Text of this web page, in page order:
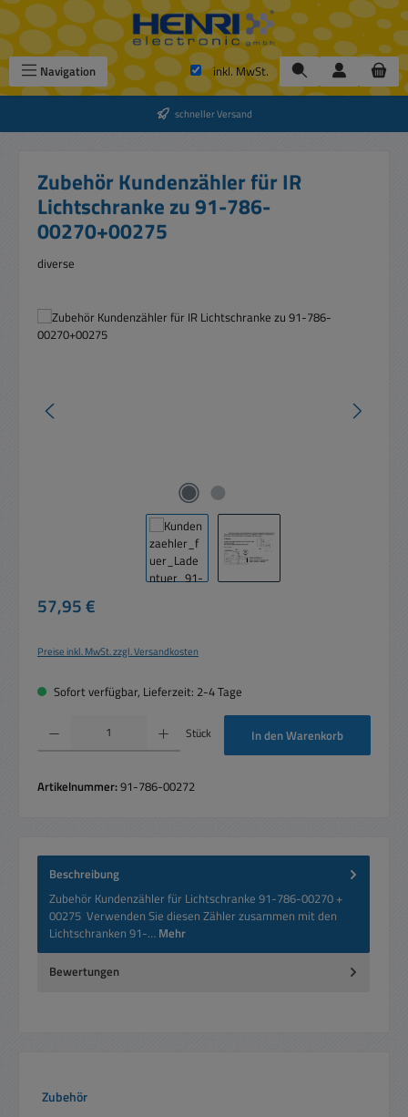
Zum Hauptinhalt springen
Navigation inkl. MwSt.
schneller Versand
Zubehör Kundenzähler für IR
Lichtschranke zu 91-786-
00270+00275
diverse
Bildergalerie überspringen
Regulärer Preis:
57,95 €
Preise inkl. MwSt. zzgl. Versandkosten
Sofort verfügbar, Lieferzeit: 2-4 Tage
Produkt Anzahl: Gib den gewünschten Wert ein oder benutze die Schaltflächen um
Stück In den Warenkorb
Artikelnummer:91-786-00272
Beschreibung
Zubehör Kundenzähler für Lichtschranke 91-786-00270 +
00275 Verwenden Sie diesen Zähler zusammen mit den
Lichtschranken 91-… Mehr
Bewertungen
Produktgalerie überspringen
Zubehör